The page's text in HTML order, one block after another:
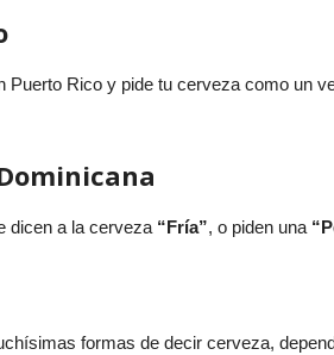
Puerto Rico y pide tu cerveza como un
dicen a la cerveza “Fría”, o piden una
formas de decir cerveza,